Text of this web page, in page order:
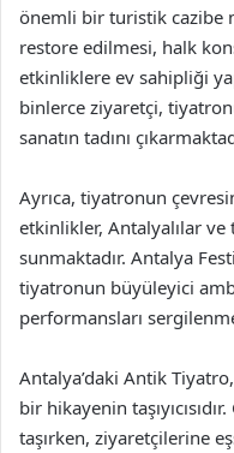
önemli bir turistik cazibe
restore edilmesi, halk
etkinliklere ev sahipliği
binlerce ziyaretçi,
sanatın tadını
Ayrıca, tiyatronun
etkinlikler, Antalyalılar
sunmaktadır. Antalya
tiyatronun büyüleyici
performansları
Antalya’daki Antik
bir hikayenin
taşırken, ziyaretçilerine